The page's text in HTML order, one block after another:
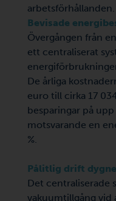
arbetsförhållanden.
Bevisade
Övergången från
ett centraliserat
De årliga
euro till cirka 17
besparingar på
motsvarande en
%.
Pålitlig drift
Det centraliserade
vakuumtillgång vid